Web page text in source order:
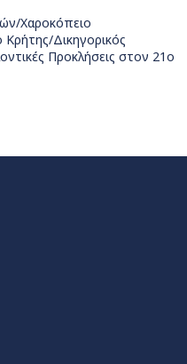
Χαροκόπειο
Δικηγορικός
Προκλήσεις στον 21ο